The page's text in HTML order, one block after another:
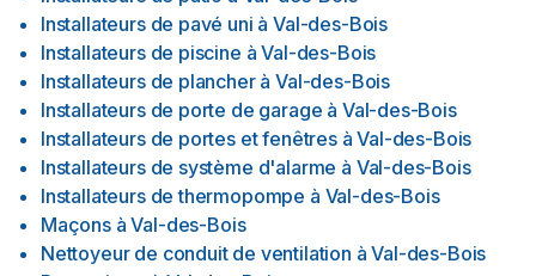
Installateurs de pavé uni à Val-des-Bois
Installateurs de piscine à Val-des-Bois
Installateurs de plancher à Val-des-Bois
Installateurs de porte de garage à Val-des-Bois
Installateurs de portes et fenêtres à Val-des-Bois
Installateurs de système d'alarme à Val-des-Bois
Installateurs de thermopompe à Val-des-Bois
Maçons à Val-des-Bois
Nettoyeur de conduit de ventilation à Val-des-Bois